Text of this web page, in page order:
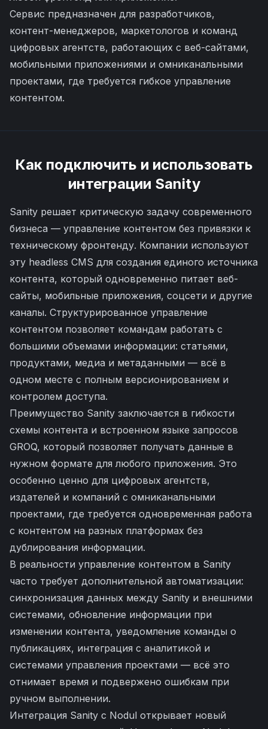
Сервис предназначен для разработчиков,
контент-менеджеров, маркетологов и команд
цифровых агентств, работающих с веб-сайтами,
мобильными приложениями и омниканальными
проектами, где требуется гибкое управление
контентом.
Как подключить и использовать
интеграции Sanity
Sanity решает критическую задачу современного
бизнеса — управление контентом без привязки к
техническому фронтенду. Компании используют
эту headless CMS для создания единого источника
контента, который одновременно питает веб-
сайты, мобильные приложения, соцсети и другие
каналы. Структурированное управление
контентом позволяет командам работать с
большими объемами информации: статьями,
продуктами, медиа и метаданными — всё в
одном месте с полным версионированием и
контролем доступа.
Преимущество Sanity заключается в гибкости
схемы контента и встроенном языке запросов
GROQ, который позволяет получать данные в
нужном формате для любого приложения. Это
особенно ценно для цифровых агентств,
издателей и компаний с омниканальными
проектами, где требуется одновременная работа
с контентом на разных платформах без
дублирования информации.
В реальности управление контентом в Sanity
часто требует дополнительной автоматизации:
синхронизация данных между Sanity и внешними
системами, обновление информации при
изменении контента, уведомление команды о
публикациях, интеграция с аналитикой и
системами управления проектами — всё это
отнимает время и подвержено ошибкам при
ручном выполнении.
Интеграция Sanity с Nodul открывает новый